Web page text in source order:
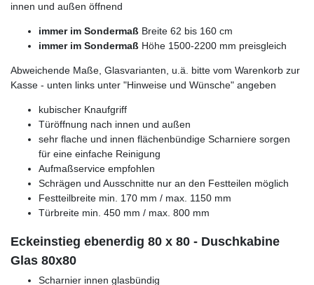
innen und außen öffnend
immer im Sondermaß Breite 62 bis 160 cm
immer im Sondermaß Höhe 1500-2200 mm preisgleich
Abweichende Maße, Glasvarianten, u.ä. bitte vom Warenkorb zur
Kasse - unten links unter "Hinweise und Wünsche" angeben
kubischer Knaufgriff
Türöffnung nach innen und außen
sehr flache und innen flächenbündige Scharniere sorgen
für eine einfache Reinigung
Aufmaßservice empfohlen
Schrägen und Ausschnitte nur an den Festteilen möglich
Festteilbreite min. 170 mm / max. 1150 mm
Türbreite min. 450 mm / max. 800 mm
Eckeinstieg ebenerdig 80 x 80 - Duschkabine
Glas 80x80
Scharnier innen glasbündig